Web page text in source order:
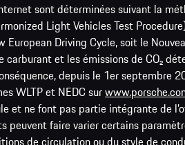
sont déterminées suivant la
Light Vehicles Test
Driving Cycle, soit le
et les émissions de CO₂
depuis le 1er septembre
WLTP et NEDC sur
et ne font pas partie intégrante de
faire varier certains
de circulation ou du style de